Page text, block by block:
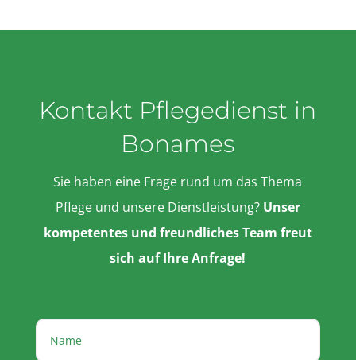
Kontakt Pflegedienst in
Bonames
Sie haben eine Frage rund um das Thema
Pflege und unsere Dienstleistung? Unser
kompetentes und freundliches Team freut
sich auf Ihre Anfrage!